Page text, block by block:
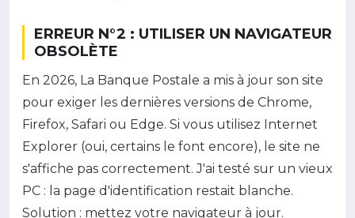
ERREUR N°2 : UTILISER UN NAVIGATEUR
OBSOLÈTE
En 2026, La Banque Postale a mis à jour son site
pour exiger les dernières versions de Chrome,
Firefox, Safari ou Edge. Si vous utilisez Internet
Explorer (oui, certains le font encore), le site ne
s'affiche pas correctement. J'ai testé sur un vieux
PC : la page d'identification restait blanche.
Solution : mettez votre navigateur à jour.